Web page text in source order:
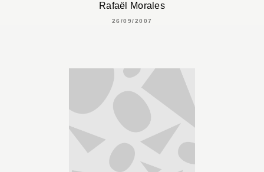
Rafaël Morales
26/09/2007